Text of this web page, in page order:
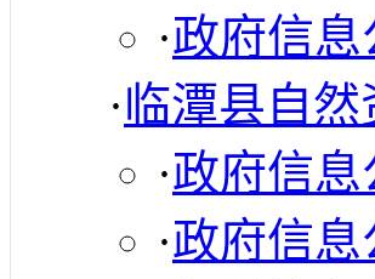
·政府信
·临潭县自然
·政府信
·政府信